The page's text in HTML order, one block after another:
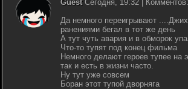
GuestСегодня, 19:32 |
Да немного переигрывают
ранениями бегал в тот же день
А тут чуть авария и в обморок
Что-то тупят под конец фильма
Немного делают героев тупее на
так и есть в жизни часто.
Ну тут уже совсем
Боран этот тупой дворняга